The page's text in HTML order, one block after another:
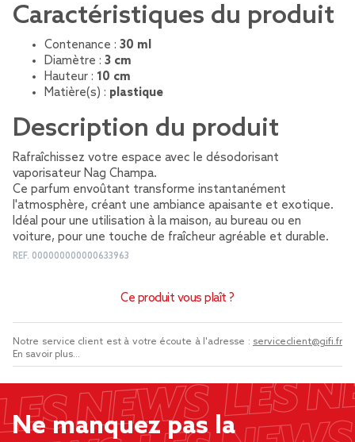
Caractéristiques du produit
Contenance : 30 ml
Diamètre : 3 cm
Hauteur : 10 cm
Matière(s) : plastique
Description du produit
Rafraîchissez votre espace avec le désodorisant
vaporisateur Nag Champa.
Ce parfum envoûtant transforme instantanément
l'atmosphère, créant une ambiance apaisante et exotique.
Idéal pour une utilisation à la maison, au bureau ou en
voiture, pour une touche de fraîcheur agréable et durable.
REF. 000000000000633963
Ce produit vous plaît ?
Notre service client est à votre écoute à l'adresse : serviceclient@gifi.fr
En savoir plus...
Ne manquez pas la